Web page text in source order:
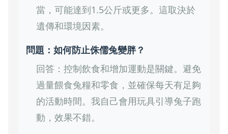
當，可能達到1.5公斤或更多。這取決於
遺傳和環境因素。
問題：如何防止侏儒兔變胖？
回答：控制飲食和增加運動是關鍵。避免
過量餵食兔糧和零食，並確保每天有足夠
的活動時間。我自己會用玩具引導兔子跑
動，效果不錯。